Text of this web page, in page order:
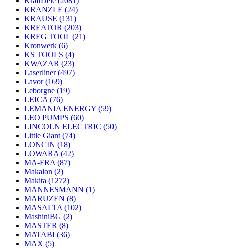
KRANZLE (24)
KRAUSE (131)
KREATOR (203)
KREG TOOL (21)
Kronwerk (6)
KS TOOLS (4)
KWAZAR (23)
Laserliner(497)
Lavor(169)
Leborgne (19)
LEICA (76)
LEMANIA ENERGY (59)
LEO PUMPS (60)
LINCOLN ELECTRIC (50)
Little Giant (74)
LONCIN (18)
LOWARA (42)
MA-FRA (87)
Makalon (2)
Makita (1272)
MANNESMANN (1)
MARUZEN (8)
MASALTA (102)
MashiniBG (2)
MASTER (8)
MATABI (36)
MAX (5)